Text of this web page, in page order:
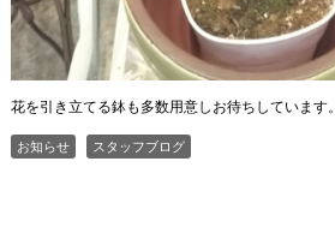
花を引き立てる鉢も多数用意しお待ちしています。
お知らせ スタッフブログ